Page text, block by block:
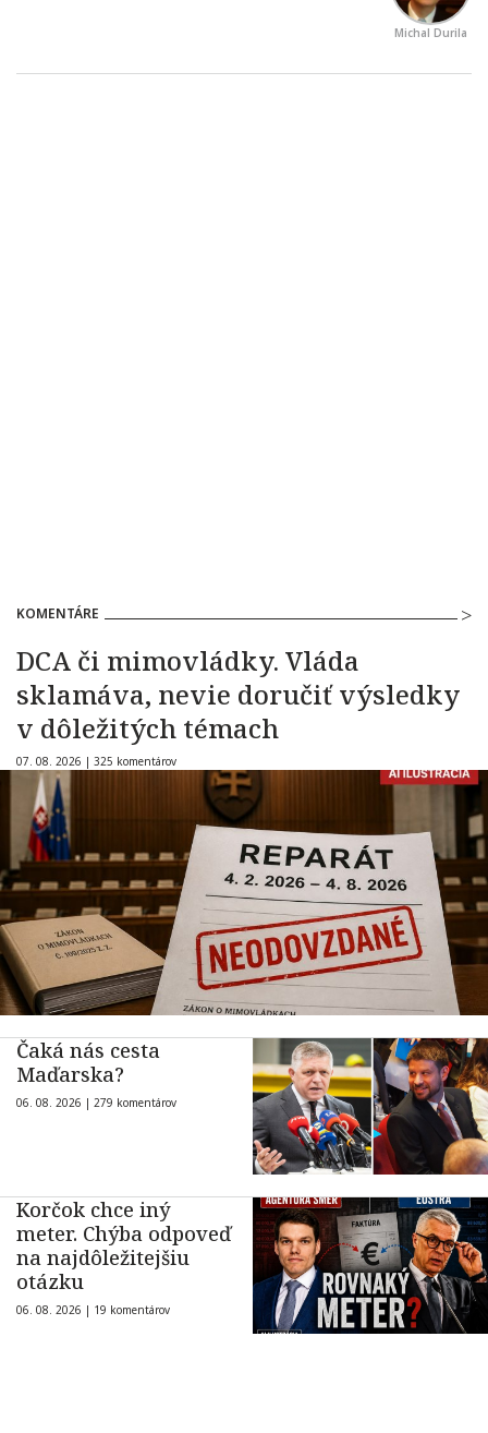
Michal Durila
KOMENTÁRE
DCA či mimovládky. Vláda
sklamáva, nevie doručiť výsledky
v dôležitých témach
07. 08. 2026 | 325 komentárov
Čaká nás cesta
Maďarska?
06. 08. 2026 | 279 komentárov
Korčok chce iný
meter. Chýba odpoveď
na najdôležitejšiu
otázku
06. 08. 2026 | 19 komentárov